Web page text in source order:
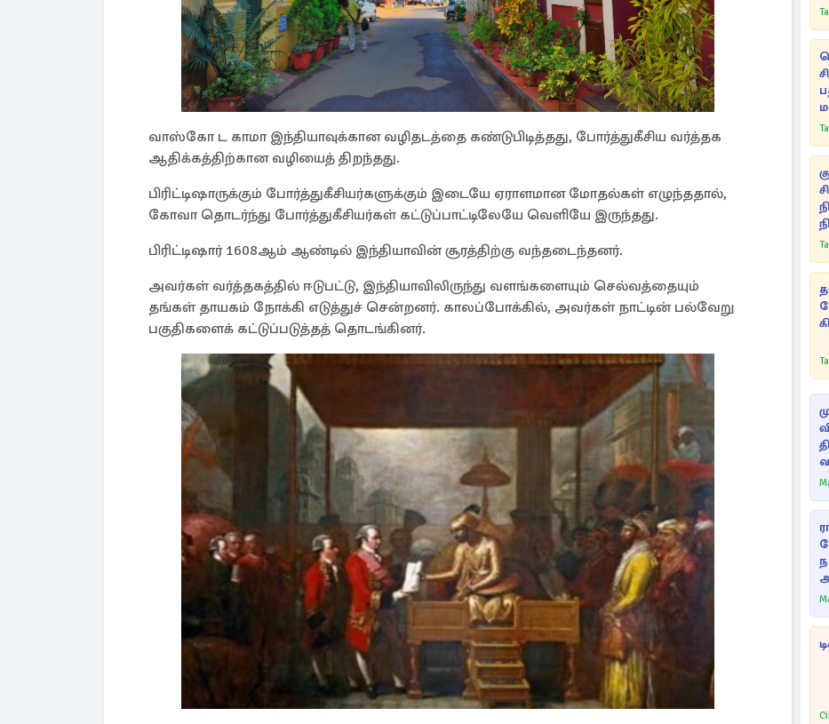
வாஸ்கோ ட காமா இந்தியாவுக்கான வழிதடத்தை கண்டுபிடித்தது, போர்த்துகீசிய வர்த்தக
ஆதிக்கத்திற்கான வழியைத் திறந்தது.
பிரிட்டிஷாருக்கும் போர்த்துகீசியர்களுக்கும் இடையே ஏராளமான மோதல்கள் எழுந்ததால்,
கோவா தொடர்ந்து போர்த்துகீசியர்கள் கட்டுப்பாட்டிலேயே வெளியே இருந்தது.
பிரிட்டிஷார் 1608ஆம் ஆண்டில் இந்தியாவின் சூரத்திற்கு வந்தடைந்தனர்.
அவர்கள் வர்த்தகத்தில் ஈடுபட்டு, இந்தியாவிலிருந்து வளங்களையும் செல்வத்தையும்
தங்கள் தாயகம் நோக்கி எடுத்துச் சென்றனர். காலப்போக்கில், அவர்கள் நாட்டின் பல்வேறு
பகுதிகளைக் கட்டுப்படுத்தத் தொடங்கினர்.